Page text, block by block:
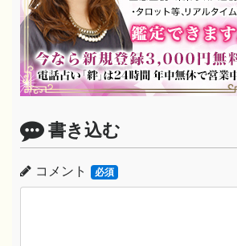
書き込む
コメント 必須